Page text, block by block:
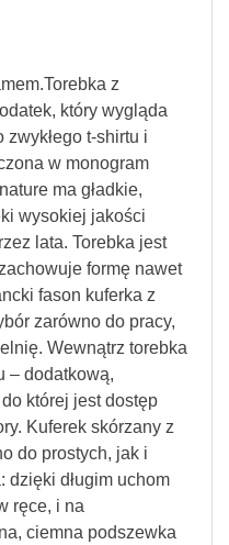
z
który wygląda
t-shirtu i
w monogram
ma gładkie,
wysokiej jakości
lata. Torebka jest
formę nawet
fason kuferka z
zarówno do pracy,
Wewnątrz torebka
– dodatkową,
której jest dostęp
Kuferek skórzany z
do prostych, jak i
dzięki długim uchom
ręce, i na
ciemna podszewka